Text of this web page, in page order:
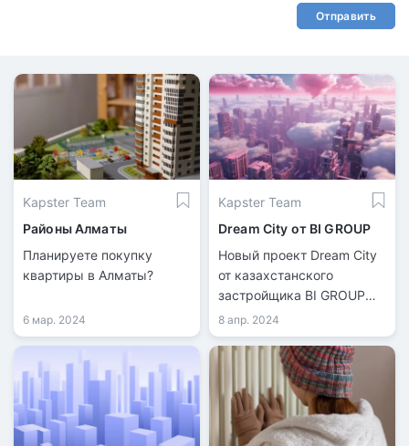
Отправить
Kapster Team
Районы Алматы
Планируете покупку
квартиры в Алматы?
6 мар. 2024
Kapster Team
Dream City от BI GROUP
Новый проект Dream City
от казахстанского
застройщика BI GROUP
представляет собой
комплексное
благоустройство участков
земли с домами,
коммуникациями,
инженерными системами,
а также собственную
8 апр. 2024